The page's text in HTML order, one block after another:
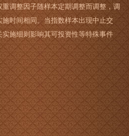
调整因子随样本定期调整而调整，调
时间相同。当指数样本出现中止交
施细则影响其可投资性等特殊事件